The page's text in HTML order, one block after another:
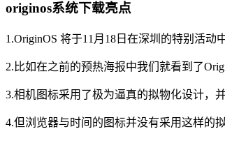
originos系统下载亮点
1.OriginOS 将于11月18日在深圳的特别活动
2.比如在之前的预热海报中我们就看到了
3.相机图标采用了极为逼真的拟物化设计，
4.但浏览器与时间的图标并没有采用这样的